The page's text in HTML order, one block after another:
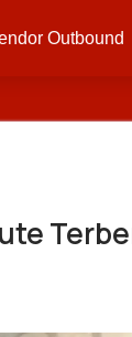
Outbound